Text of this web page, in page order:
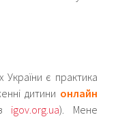
України є практика
дитини онлайн
igov.org.ua). Мене